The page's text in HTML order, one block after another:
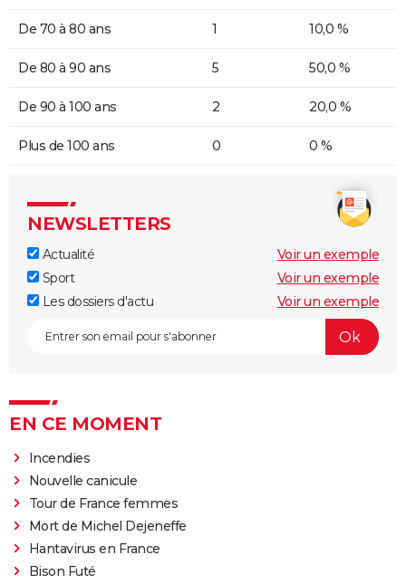
De 70 à 80 ans 1 10,0 %
De 80 à 90 ans 5 50,0 %
De 90 à 100 ans 2 20,0 %
Plus de 100 ans 0 0 %
NEWSLETTERS
Actualité
Voir un exemple
Sport
Voir un exemple
Les dossiers d'actu
Voir un exemple
EN CE MOMENT
Incendies
Nouvelle canicule
Tour de France femmes
Mort de Michel Dejeneffe
Hantavirus en France
Bison Futé